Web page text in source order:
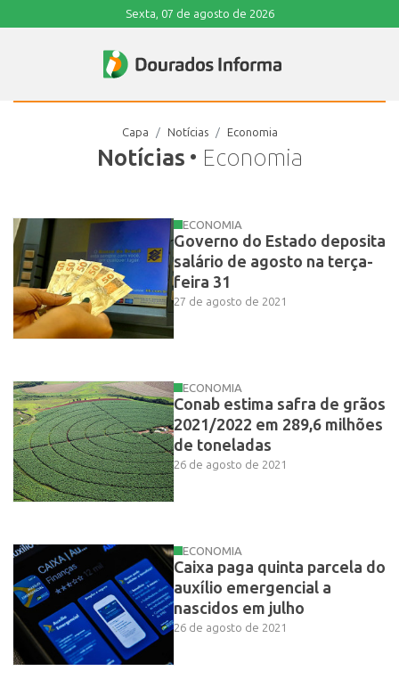
Sexta, 07 de agosto de 2026
Notícias • Economia
Capa Notícias Economia
ECONOMIA
Governo do Estado deposita
salário de agosto na terça-
feira 31
27 de agosto de 2021
ECONOMIA
Conab estima safra de grãos
2021/2022 em 289,6 milhões
de toneladas
26 de agosto de 2021
ECONOMIA
Caixa paga quinta parcela do
auxílio emergencial a
nascidos em julho
26 de agosto de 2021